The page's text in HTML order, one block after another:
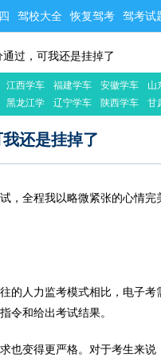
驾校大全 恢复驾考 驾考试
通过，可我还是挂掉了
江西学车 福建学车 安徽学车 山
黑龙江学
辽宁学车 陕西学车 甘
还是挂掉了
，全程我以略微紧张的心情完
的人力监考模式相比，电子考
令和给出考试结果。
也变得更严格。对于考生来说